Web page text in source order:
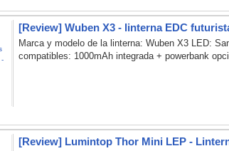
-
[Review] Wuben X3 - linterna EDC
Marca y modelo de la linterna: Wuben X3 LED:
compatibles: 1000mAh integrada + powerbank
[Review] Lumintop Thor Mini LEP -